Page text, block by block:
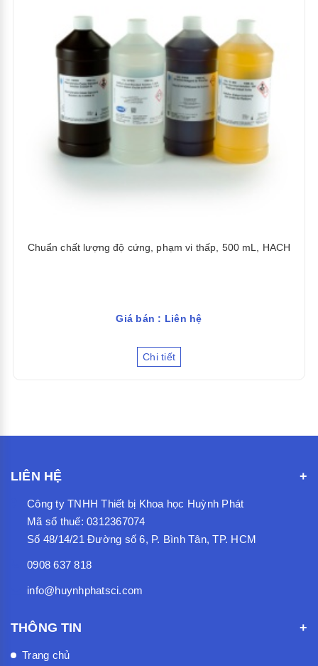
Chuẩn chất lượng độ cứng, phạm vi thấp, 500 mL, HACH
Giá bán : Liên hệ
Chi tiết
LIÊN HỆ
Công ty TNHH Thiết bị Khoa học Huỳnh Phát
Mã số thuế: 0312367074
Số 48/14/21 Đường số 6, P. Bình Tân, TP. HCM
0908 637 818
info@huynhphatsci.com
THÔNG TIN
Trang chủ